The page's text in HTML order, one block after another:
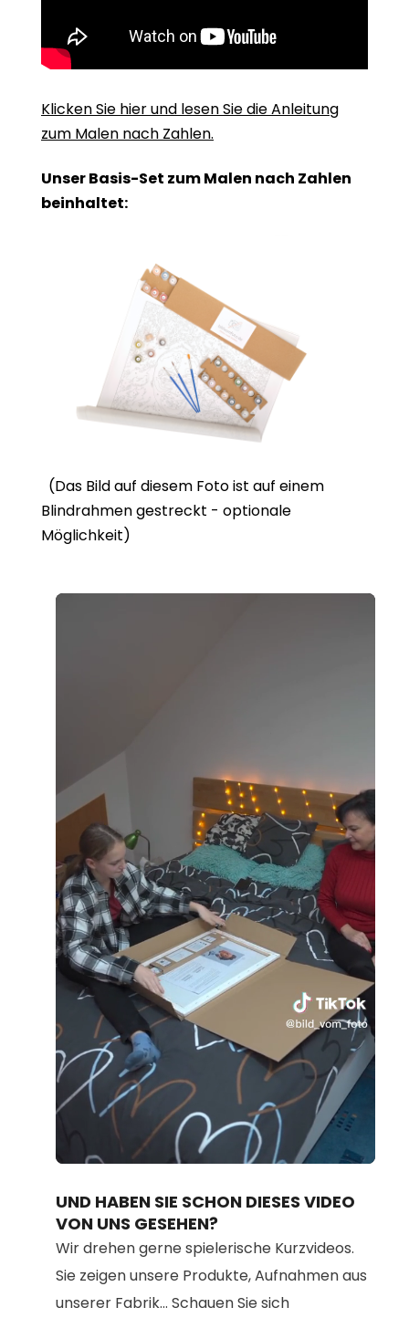
Klicken Sie hier und lesen Sie die Anleitung
zum Malen nach Zahlen.
Unser Basis-Set zum Malen nach Zahlen
beinhaltet:
(Das Bild auf diesem Foto ist auf einem
Blindrahmen gestreckt - optionale
Möglichkeit)
Unmute Loaded
80.67%
UND HABEN SIE SCHON DIESES VIDEO
VON UNS GESEHEN?
Wir drehen gerne spielerische Kurzvideos.
Sie zeigen unsere Produkte, Aufnahmen aus
unserer Fabrik... Schauen Sie sich